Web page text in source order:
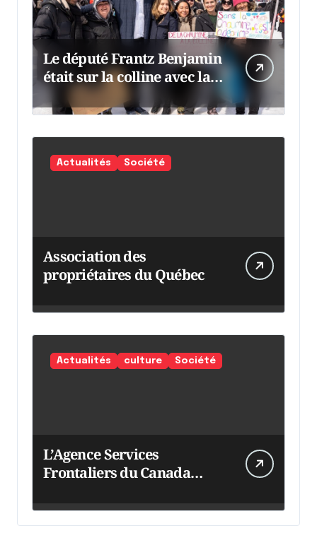
Le député Frantz Benjamin
était sur la colline avec la
chaumine
Actualités Société
Association des
propriétaires du Québec
Actualités culture Société
L’Agence Services
Frontaliers du Canada